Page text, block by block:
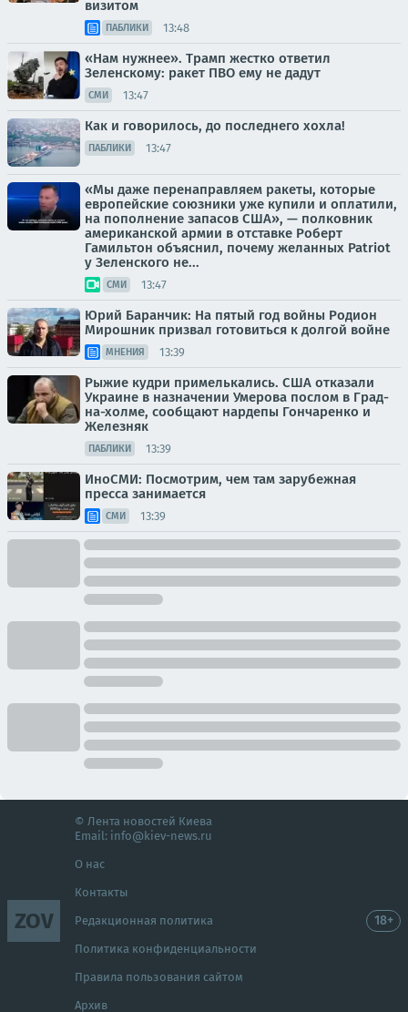
визитом
ПАБЛИКИ 13:48
«Нам нужнее». Трамп жестко ответил
Зеленскому: ракет ПВО ему не дадут
СМИ 13:47
Как и говорилось, до последнего хохла!
ПАБЛИКИ 13:47
«Мы даже перенаправляем ракеты, которые
европейские союзники уже купили и оплатили,
на пополнение запасов США», — полковник
американской армии в отставке Роберт
Гамильтон объяснил, почему желанных Patriot
у Зеленского не...
СМИ 13:47
Юрий Баранчик: На пятый год войны Родион
Мирошник призвал готовиться к долгой войне
МНЕНИЯ 13:39
Рыжие кудри примелькались. США отказали
Украине в назначении Умерова послом в Град-
на-холме, сообщают нардепы Гончаренко и
Железняк
ПАБЛИКИ 13:39
ИноСМИ: Посмотрим, чем там зарубежная
пресса занимается
СМИ 13:39
ZOV
© Лента новостей Киева
Email: info@kiev-news.ru
О нас
Контакты
Редакционная политика
Политика конфиденциальности
Правила пользования сайтом
Архив
18+